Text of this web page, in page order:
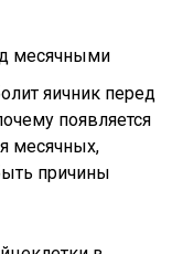
яичник перед
появляется
месячных,
причины